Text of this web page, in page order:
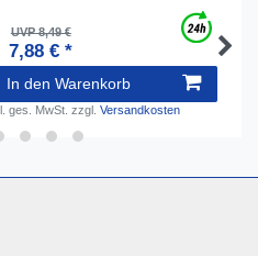
UVP 8,49 €
7,88 € *
In den Warenkorb
ges. MwSt. zzgl. Versandkosten